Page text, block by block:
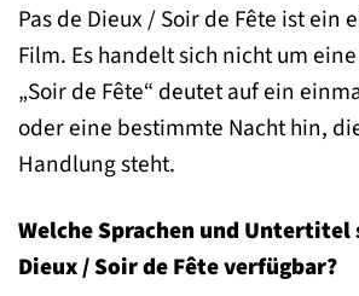
Pas de Dieux / Soir de Fête ist ein
Film. Es handelt sich nicht um
„Soir de Fête“ deutet auf ein
oder eine bestimmte Nacht hin,
Handlung steht.
Welche Sprachen und Untertitel
Dieux / Soir de Fête verfügbar?